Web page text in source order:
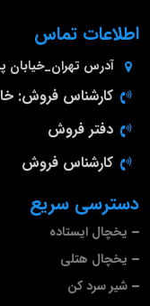
دسترسی سریع
یخچال ایستاده
یخچال هتلی
شیر سرد کن
اطلاعات تماس
آدرس تهران_خیابان
کارشناس فروش:
دفتر فروش
کارشناس فروش